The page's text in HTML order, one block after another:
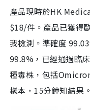
產品現時於HK
$18/件。產品已獲得
我檢測。準確度
99.8%，已經通過臨
種毒株，包括
樣本，15分鐘知結果。